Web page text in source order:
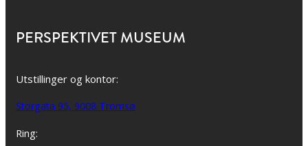
PERSPEKTIVET MUSEUM
Utstillinger og kontor:
Storgata 95, 9008 Tromsø
Ring: